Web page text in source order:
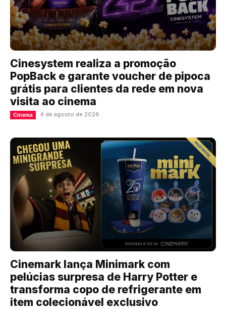
Cinesystem realiza a promoção
PopBack e garante voucher de pipoca
grátis para clientes da rede em nova
visita ao cinema
Cinema 4 de agosto de 2026
Cinemark lança Minimark com
pelúcias surpresa de Harry Potter e
transforma copo de refrigerante em
item colecionável exclusivo